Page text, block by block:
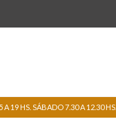
19 HS. SÁBADO 7.30 A 12.30 HS.